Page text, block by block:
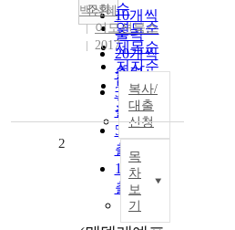
순
연도순
제목순
저자순
발행기
관순
10개씩
출력
20개씩
출력
30개씩
출력
50개씩
출력
100개씩
출력
조회
백성혜
이모션북스
2017
복사/
대출
신청
목
차
보
기
2